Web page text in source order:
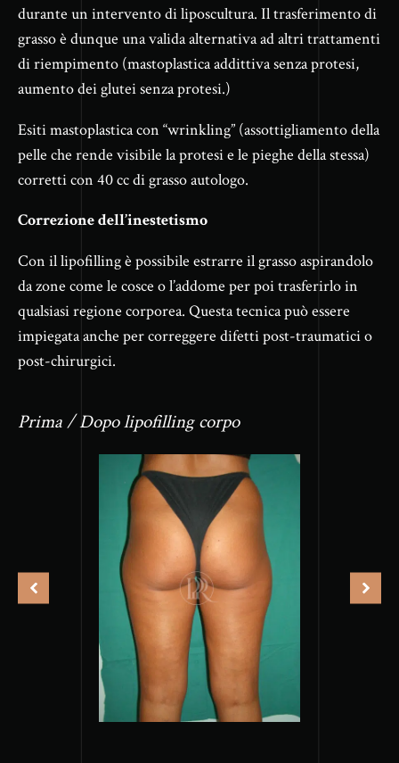
durante un intervento di liposcultura. Il trasferimento di
grasso è dunque una valida alternativa ad altri trattamenti
di riempimento (mastoplastica addittiva senza protesi,
aumento dei glutei senza protesi.)
Esiti mastoplastica con “wrinkling” (assottigliamento della
pelle che rende visibile la protesi e le pieghe della stessa)
corretti con 40 cc di grasso autologo.
Correzione dell’inestetismo
Con il lipofilling è possibile estrarre il grasso aspirandolo
da zone come le cosce o l’addome per poi trasferirlo in
qualsiasi regione corporea. Questa tecnica può essere
impiegata anche per correggere difetti post-traumatici o
post-chirurgici.
Prima / Dopo lipofilling corpo